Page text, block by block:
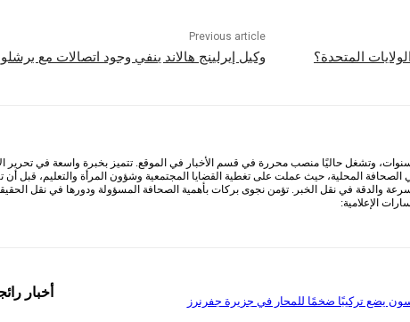
Previous article
وكيل إيرلينج هالاند ينفي وجود اتصالات مع المتحدة؟
وتشغل حاليًا منصب محررة في قسم الأخبار في الموقع. تتميز بخبرة واسعة في تحرير
الصحافة المحلية، حيث عملت على تغطية القضايا المجتمعية وشؤون المرأة والتعليم، قبل
والدقة في نقل الخبر. تؤمن نجوى بركات بأهمية الصحافة المسؤولة ودورها في نقل
الإعلامية:
يضع تركيبًا ضخمًا للمحار في جزيرة جفرنرز
أخبار